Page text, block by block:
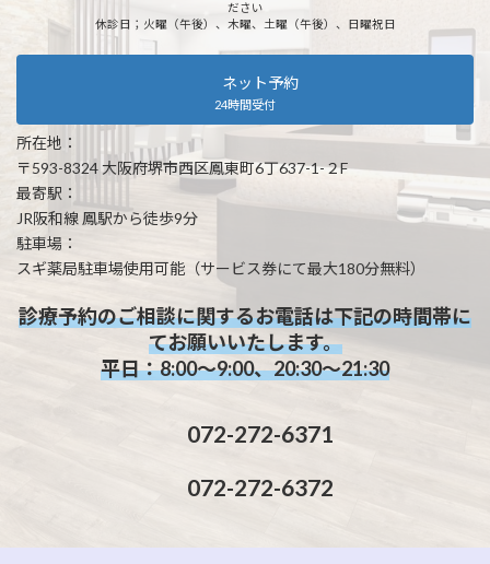
ださい
休診日；火曜（午後）、木曜、土曜（午後）、日曜祝日
ネット予約
24時間受付
所在地：
〒593-8324 大阪府堺市西区鳳東町6丁637-1-２F
最寄駅：
JR阪和線 鳳駅から徒歩9分
駐車場：
スギ薬局駐車場使用可能（サービス券にて最大180分無料）
診療予約のご相談に関するお電話は下記の時間帯に
てお願いいたします。
平日：8:00～9:00、20:30～21:30
072-272-6371
072-272-6372